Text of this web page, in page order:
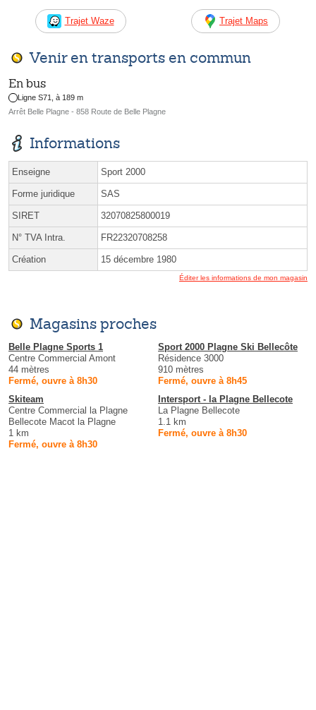
Trajet Waze Trajet Maps
Venir en transports en commun
En bus
Ligne S71, à 189 m
Arrêt Belle Plagne - 858 Route de Belle Plagne
Informations
Enseigne Sport 2000
Forme juridique SAS
SIRET 32070825800019
N° TVA Intra. FR22320708258
Création 15 décembre 1980
Éditer les informations de mon magasin
Magasins proches
Belle Plagne Sports 1
Centre Commercial Amont
44 mètres
Fermé, ouvre à 8h30
Sport 2000 Plagne Ski Bellecôte
Résidence 3000
910 mètres
Fermé, ouvre à 8h45
Skiteam
Centre Commercial la Plagne
Bellecote Macot la Plagne
1 km
Fermé, ouvre à 8h30
Intersport - la Plagne Bellecote
La Plagne Bellecote
1.1 km
Fermé, ouvre à 8h30